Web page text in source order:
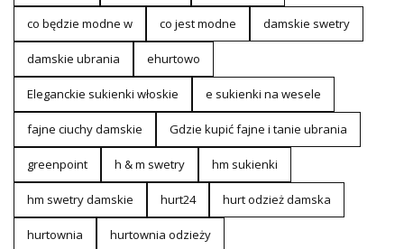
co będzie modne w co jest modne damskie swetry
damskie ubrania ehurtowo
Eleganckie sukienki włoskie e sukienki na wesele
fajne ciuchy damskie Gdzie kupić fajne i tanie ubrania
greenpoint h & m swetry hm sukienki
hm swetry damskie hurt24 hurt odzież damska
hurtownia hurtownia odzieży